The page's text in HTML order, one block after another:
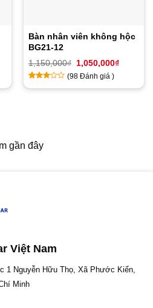
Bàn nhân viên không hộc
BG21-12
1,150,000₫
Giá
là:
1,050,000₫Giá
2.9
30
giá
(98Đánh giá )
gần đây
Việt Nam
1 Nguyễn Hữu Thọ, Xã Phước Kiển,
Minh